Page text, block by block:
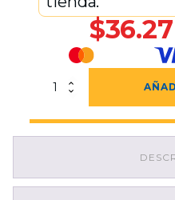
$36.27
Cubeta
Jimmy
Asa